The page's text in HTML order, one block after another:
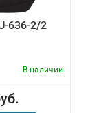
636-2/2
В наличии